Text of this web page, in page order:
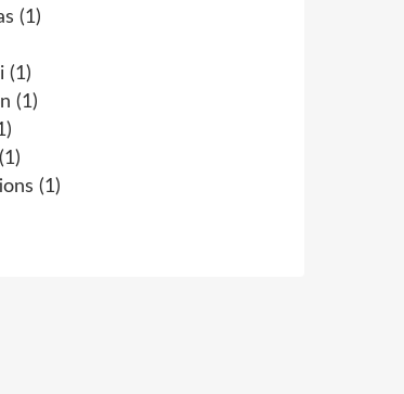
(1)
(1)
(1)
(1)
(1)